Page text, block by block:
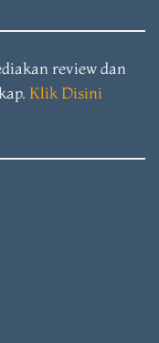
review dan
Klik Disini